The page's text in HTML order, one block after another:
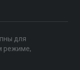
для
режиме,